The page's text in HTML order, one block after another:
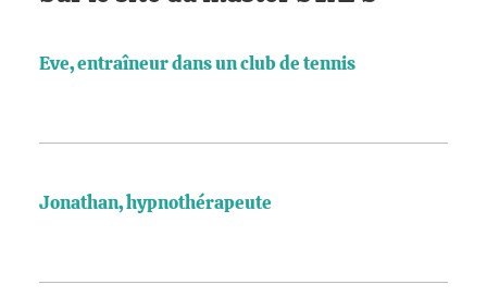
Eve, entraîneur dans un club de tennis
Jonathan, hypnothérapeute